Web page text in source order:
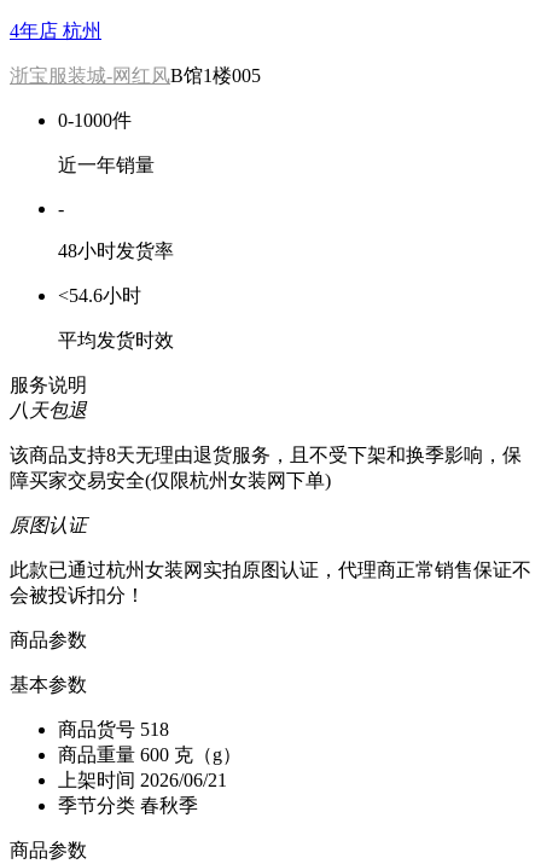
4年店 杭州
浙宝服装城-网红风B馆1楼005
0-1000件
近一年销量
-
48小时发货率
<54.6小时
平均发货时效
服务说明
八天包退
该商品支持8天无理由退货服务，且不受下架和换季影响，保
障买家交易安全(仅限杭州女装网下单)
原图认证
此款已通过杭州女装网实拍原图认证，代理商正常销售保证不
会被投诉扣分！
商品参数
基本参数
商品货号 518
商品重量 600 克（g）
上架时间 2026/06/21
季节分类 春秋季
商品参数